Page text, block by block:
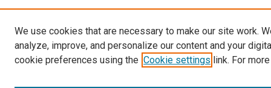
We use cookies that are necessary to make our site work.
analyze, improve, and personalize our content and your
cookie preferences using the Cookie settings link. For